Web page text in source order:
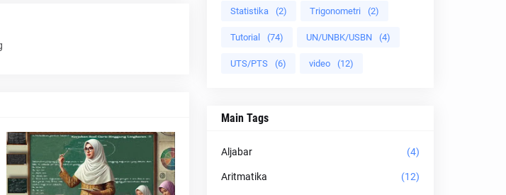
Statistika (2) Trigonometri (2)
Tutorial (74) UN/UNBK/USBN (4)
UTS/PTS (6) video (12)
Main Tags
Aljabar (4)
Aritmatika (12)